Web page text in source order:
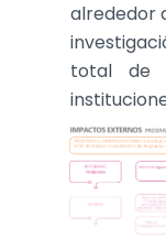
alrededor
total de